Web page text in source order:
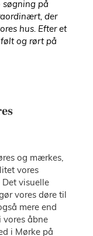
søgning på
der
hus. Efter et
følt og rørt på
og mærkes,
vores
visuelle
vores døre til
mere end
vores åbne
i Mørke på